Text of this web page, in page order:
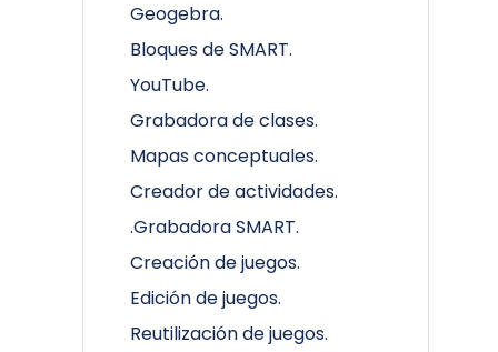
Geogebra.
Bloques de SMART.
YouTube.
Grabadora de clases.
Mapas conceptuales.
Creador de actividades.
.Grabadora SMART.
Creación de juegos.
Edición de juegos.
Reutilización de juegos.